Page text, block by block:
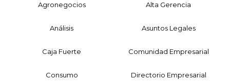
Agronegocios Alta Gerencia
Análisis Asuntos Legales
Caja Fuerte Comunidad Empresarial
Consumo Directorio Empresarial